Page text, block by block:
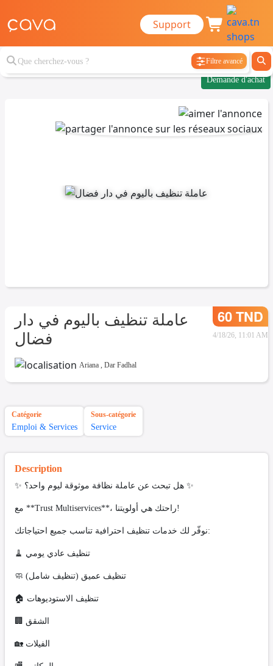
Support
Filtre avancé
Demande d'achat
عاملة تنظيف باليوم في دار
فضال
60 TND
4/18/26, 11:01 AM
Ariana , Dar Fadhal
Catégorie
Emploi & Services
Sous-catégorie
Service
Description
✨ هل تبحث عن عاملة نظافة موثوقة ليوم واحد؟ ✨
مع **Trust Multiservices**، راحتك هي أولويتنا!
نوفّر لك خدمات تنظيف احترافية تناسب جميع احتياجاتك:
🧹 تنظيف عادي يومي
🧼 تنظيف عميق (تنظيف شامل)
🏠 تنظيف الاستوديوهات
🏢 الشقق
🏡 الفيلات